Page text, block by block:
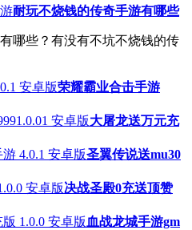
耐玩不烧钱的传奇手游有哪些
哪些？有没有不坑不烧钱的传
荣耀霸业合击手游
大屠龙送万元充
圣翼传说送mu30
决战圣殿0充送顶赞
血战龙城手游gm